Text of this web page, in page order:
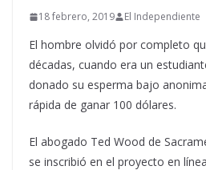
18 febrero, 2019 El Independiente
El hombre olvidó por completo
décadas, cuando era un
donado su esperma bajo
rápida de ganar 100 dólares.
El abogado Ted Wood de
se inscribió en el proyecto en